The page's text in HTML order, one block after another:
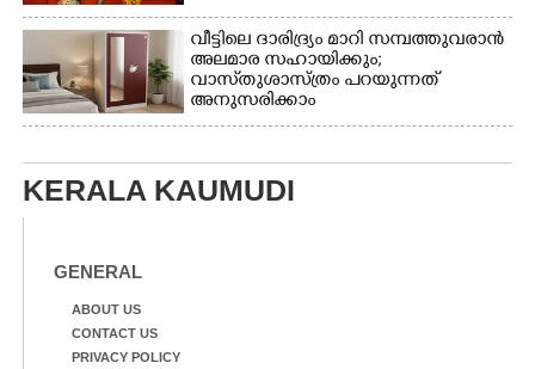
വീട്ടിലെ ദാരിദ്ര്യം മാറി സമ്പത്തുവരാൻ
അലമാര സഹായിക്കും;
വാസ്‌തുശാസ്ത്രം പറയുന്നത്
അനുസരിക്കാം
KERALA KAUMUDI
GENERAL
ABOUT US
CONTACT US
PRIVACY POLICY